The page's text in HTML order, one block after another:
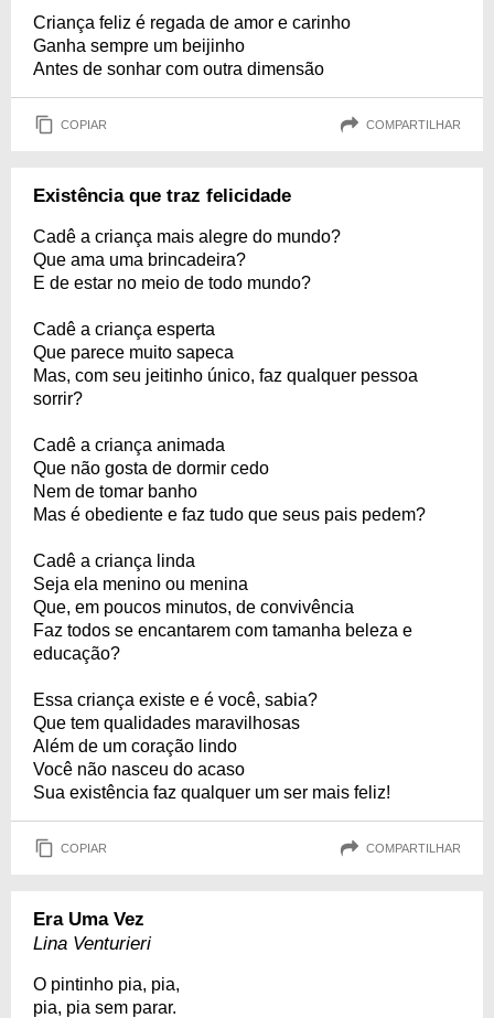
Criança feliz é regada de amor e carinho
Ganha sempre um beijinho
Antes de sonhar com outra dimensão
COPIAR COMPARTILHAR
Existência que traz felicidade
Cadê a criança mais alegre do mundo?
Que ama uma brincadeira?
E de estar no meio de todo mundo?
Cadê a criança esperta
Que parece muito sapeca
Mas, com seu jeitinho único, faz qualquer pessoa
sorrir?
Cadê a criança animada
Que não gosta de dormir cedo
Nem de tomar banho
Mas é obediente e faz tudo que seus pais pedem?
Cadê a criança linda
Seja ela menino ou menina
Que, em poucos minutos, de convivência
Faz todos se encantarem com tamanha beleza e
educação?
Essa criança existe e é você, sabia?
Que tem qualidades maravilhosas
Além de um coração lindo
Você não nasceu do acaso
Sua existência faz qualquer um ser mais feliz!
COPIAR COMPARTILHAR
Era Uma Vez
Lina Venturieri
O pintinho pia, pia,
pia, pia sem parar.